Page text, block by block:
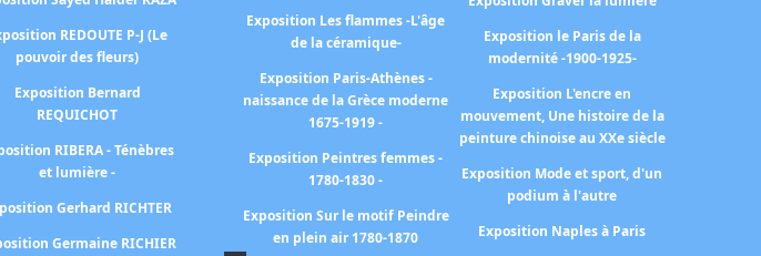
REDOUTE P-J (Le
pouvoir des fleurs)
Exposition Bernard
REQUICHOT
RIBERA - Ténèbres
et lumière -
Gerhard RICHTER
Germaine RICHIER
Exposition Les flammes -L'âge
de la céramique-
Exposition Paris-Athènes -
naissance de la Grèce moderne
1675-1919 -
Exposition Peintres femmes -
1780-1830 -
Exposition Sur le motif Peindre
en plein air 1780-1870
Exposition le Paris de la
modernité -1900-1925-
Exposition L'encre en
mouvement, Une histoire de la
peinture chinoise au XXe siècle
Exposition Mode et sport, d'un
podium à l'autre
Exposition Naples à Paris